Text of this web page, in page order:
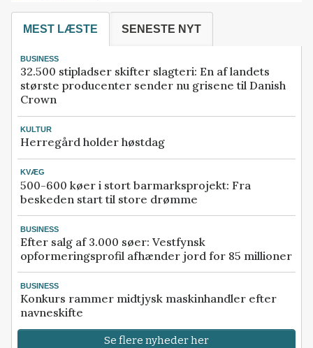
MEST LÆSTE SENESTE NYT
BUSINESS
32.500 stipladser skifter slagteri: En af landets
største producenter sender nu grisene til Danish
Crown
KULTUR
Herregård holder høstdag
KVÆG
500-600 køer i stort barmarksprojekt: Fra
beskeden start til store drømme
BUSINESS
Efter salg af 3.000 søer: Vestfynsk
opformeringsprofil afhænder jord for 85 millioner
BUSINESS
Konkurs rammer midtjysk maskinhandler efter
navneskifte
Se flere nyheder her